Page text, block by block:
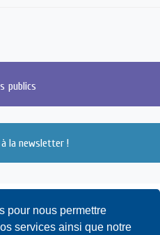
pour nous permettre
services ainsi que notre
publics
la newsletter !